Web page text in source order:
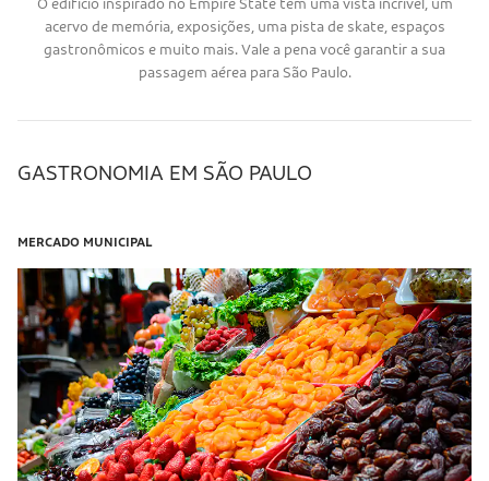
O edifício inspirado no Empire State tem uma vista incrível, um
acervo de memória, exposições, uma pista de skate, espaços
gastronômicos e muito mais. Vale a pena você garantir a sua
passagem aérea para São Paulo.
GASTRONOMIA EM SÃO PAULO
MERCADO MUNICIPAL